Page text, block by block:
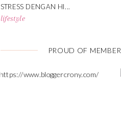
STRESS DENGAN HI...
lifestyle
PROUD OF MEMBER